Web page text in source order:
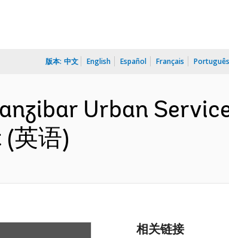
版本: 中文 English Español Français Português
Urban
英语)
相关链接